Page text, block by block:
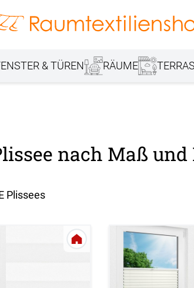
& TÜREN
Lamellenvorhang
RÄUME
nach Maß
Plissees